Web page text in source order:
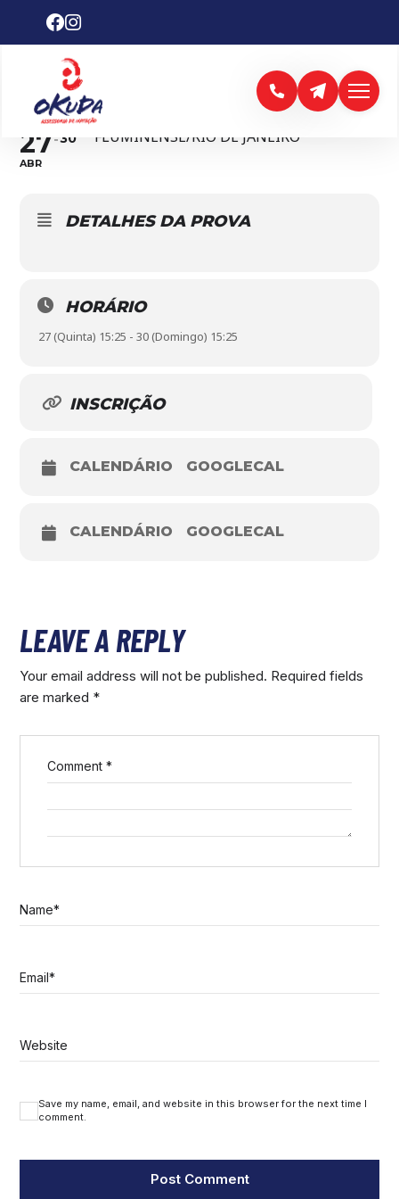
65º. CAMPEONATO
BRASILEIRO
27
ABR
30 FLUMINENSE/RIO DE JANEIRO
DETALHES DA PROVA
HORÁRIO
27 (Quinta) 15:25 - 30 (Domingo) 15:25
INSCRIÇÃO
CALENDÁRIO GOOGLECAL
CALENDÁRIO GOOGLECAL
LEAVE A REPLY
Your email address will not be published. Required fields
are marked *
Comment*
Name*
Email*
Website
Save my name, email, and website in this browser for the next time I
comment.